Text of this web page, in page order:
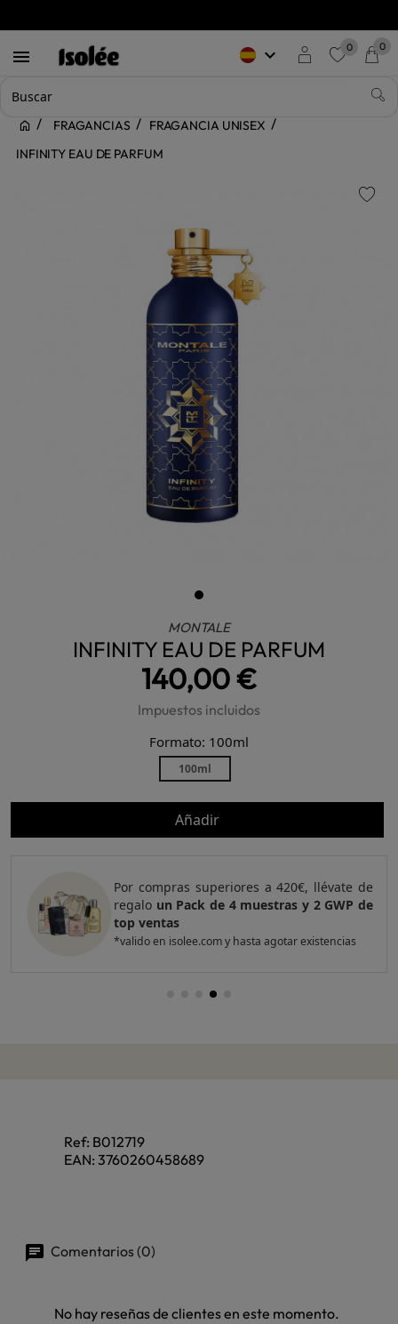
 keyboard_arrow_down 0 0
FRAGANCIAS
FRAGANCIA UNISEX
INFINITY EAU DE PARFUM
MONTALE
INFINITY EAU DE PARFUM
140,00 €
Impuestos incluidos
Formato: 100ml
100ml
Añadir
Por compras superiores a 420€, llévate de
regalo un Pack de 4 muestras y 2 GWP de
top ventas
*valido en isolee.com y hasta agotar existencias
Ref: B012719
EAN: 3760260458689
Comentarios (0)
No hay reseñas de clientes en este momento.